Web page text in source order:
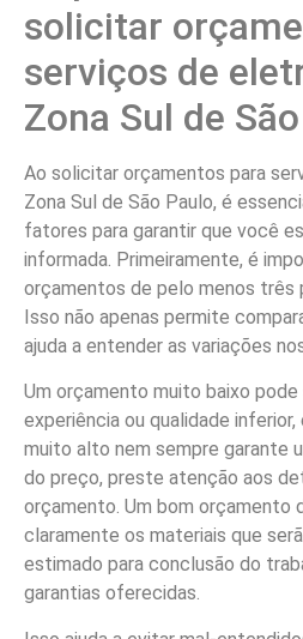
solicitar
serviços de
Zona Sul de
Ao solicitar orçamentos para
Zona Sul de São Paulo, é
fatores para garantir que você
informada. Primeiramente, é
orçamentos de pelo menos três
Isso não apenas permite
ajuda a entender as variações
Um orçamento muito baixo
experiência ou qualidade
muito alto nem sempre garante
do preço, preste atenção aos
orçamento. Um bom orçamento
claramente os materiais que
estimado para conclusão do
garantias oferecidas.